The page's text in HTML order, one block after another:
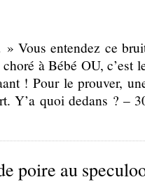
Vous entendez ce
à Bébé OU, c’est
! Pour le prouver,
Y’a quoi dedans ? –
poire au